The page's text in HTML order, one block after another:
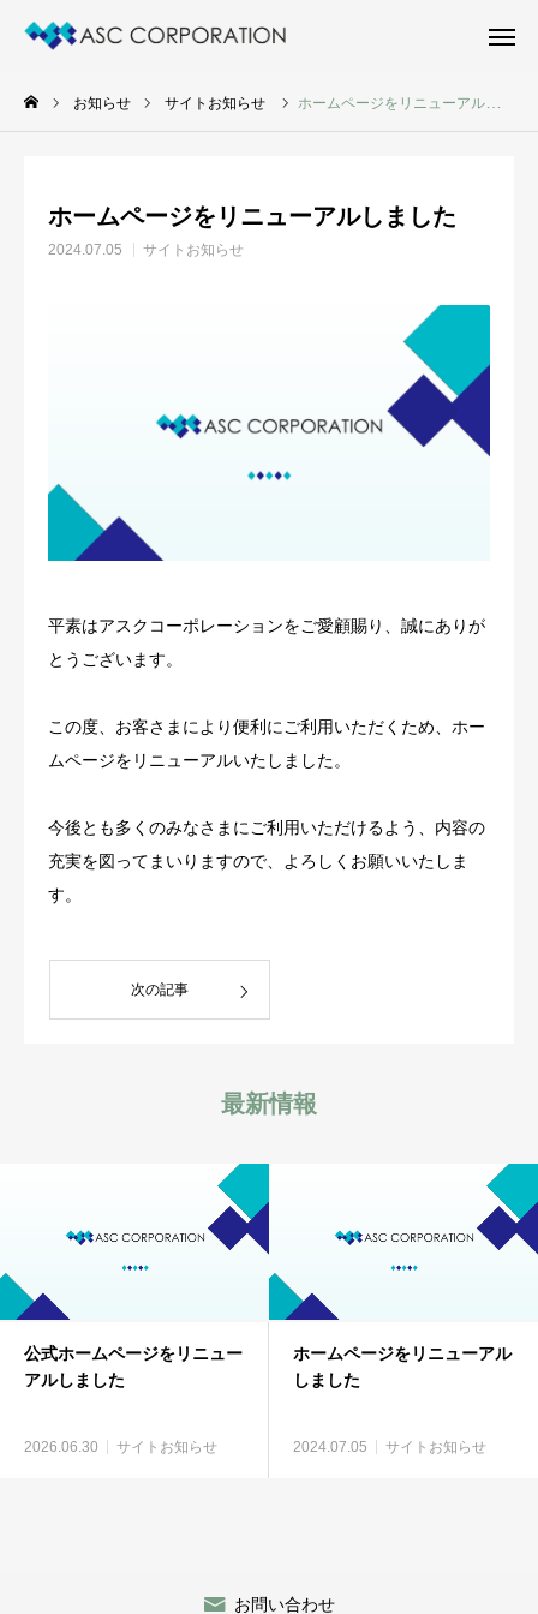
お知らせ サイトお知らせ ホームページをリニューアルしました
ホームページをリニューアルしました
2024.07.05 サイトお知らせ
平素はアスクコーポレーションをご愛顧賜り、誠にありが
とうございます。
この度、お客さまにより便利にご利用いただくため、ホー
ムページをリニューアルいたしました。
今後とも多くのみなさまにご利用いただけるよう、内容の
充実を図ってまいりますので、よろしくお願いいたしま
す。
次の記事
最新情報
公式ホームページをリニュー
アルしました
2026.06.30 サイトお知らせ
ホームページをリニューアル
しました
2024.07.05 サイトお知らせ
お問い合わせ
お問い合わせ 電話相談
新着物件情報